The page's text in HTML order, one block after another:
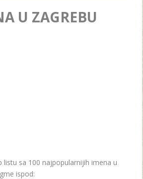
U ZAGREBU
listu sa 100 najpopularnijih imena u
ispod: